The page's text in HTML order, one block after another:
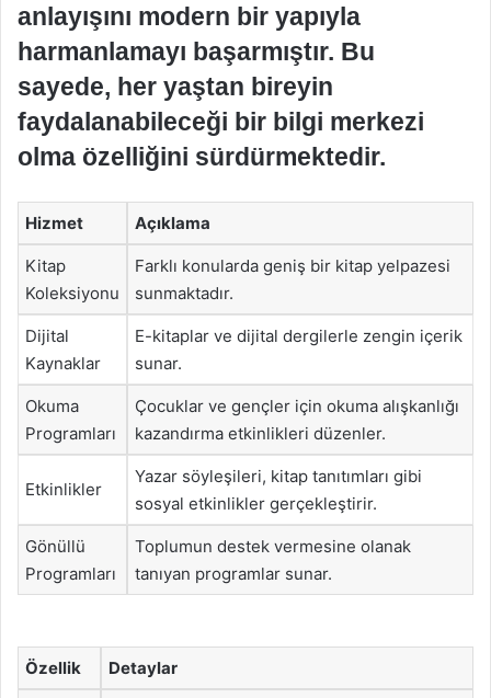
anlayışını modern bir yapıyla
harmanlamayı başarmıştır. Bu
sayede, her yaştan bireyin
faydalanabileceği bir bilgi merkezi
olma özelliğini sürdürmektedir.
Hizmet Açıklama
Kitap
Koleksiyonu
Farklı konularda geniş bir kitap yelpazesi
sunmaktadır.
Dijital
Kaynaklar
E-kitaplar ve dijital dergilerle zengin içerik
sunar.
Okuma
Programları
Çocuklar ve gençler için okuma alışkanlığı
kazandırma etkinlikleri düzenler.
Etkinlikler
Yazar söyleşileri, kitap tanıtımları gibi
sosyal etkinlikler gerçekleştirir.
Gönüllü
Programları
Toplumun destek vermesine olanak
tanıyan programlar sunar.
Özellik Detaylar